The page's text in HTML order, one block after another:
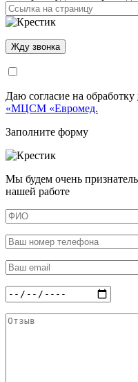
Даю согласие на обработку
«МЦСМ «Евромед.
Заполните форму
Мы будем очень
нашей работе